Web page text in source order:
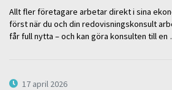
Allt fler företagare arbetar direkt i sina
först när du och din redovisningskonsult
får full nytta – och kan göra konsulten till
17 april 2026